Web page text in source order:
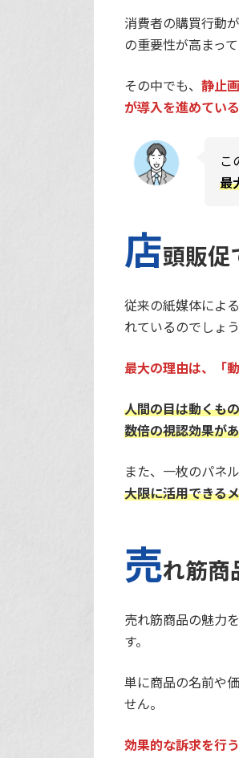
消費者の購買行動
の重要性が高まって
その中でも、静止
が導入を進めてい
こ
最
店頭販促
従来の紙媒体によ
れているのでしょう
最大の理由は、「
人間の目は動くも
数倍の視認効果が
また、一枚のパネ
大限に活用できる
売れ筋商
売れ筋商品の魅力
す。
単に商品の名前や
せん。
効果的な訴求を行